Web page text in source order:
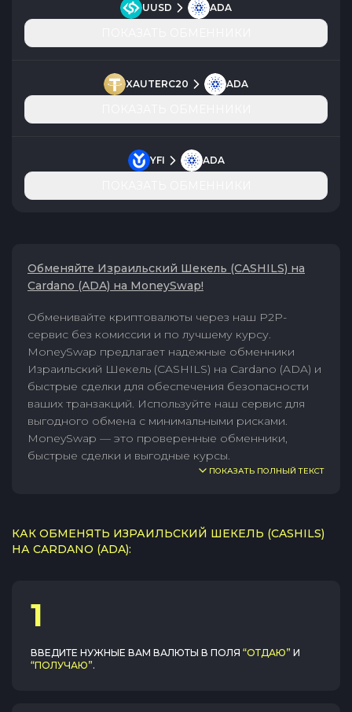
UUSD ADA
XAUTERC20 ADA
YFI ADA
Обменяйте Израильский Шекель (CASHILS) на
Cardano (ADA) на MoneySwap!
Обменивайте криптовалюты через наш P2P-
сервис без комиссии и по лучшему курсу.
MoneySwap предлагает надежные обменники
Израильский Шекель (CASHILS) на Cardano (ADA) и
быстрые сделки для обеспечения безопасности
ваших транзакций. Используйте наш сервис для
выгодного обмена с минимальными рисками.
MoneySwap — это проверенные обменники,
быстрые сделки и выгодные курсы.
ПОКАЗАТЬ ПОЛНЫЙ ТЕКСТ
КАК ОБМЕНЯТЬ ИЗРАИЛЬСКИЙ ШЕКЕЛЬ (CASHILS)
НА CARDANO (ADA):
1
ВВЕДИТЕ НУЖНЫЕ ВАМ ВАЛЮТЫ В ПОЛЯ “ОТДАЮ” И
“ПОЛУЧАЮ”.